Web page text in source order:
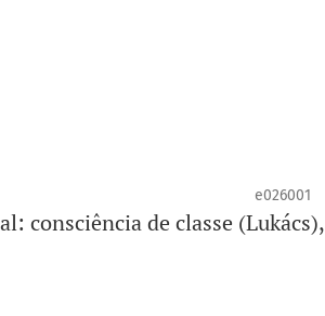
e026001
consciência de classe (Lukács),